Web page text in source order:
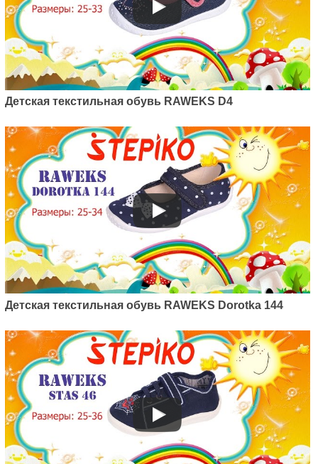
Детская текстильная обувь RAWEKS D4
Детская текстильная обувь RAWEKS Dorotka 144